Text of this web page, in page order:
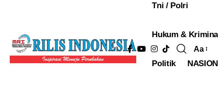
Tni / Polri
Hukum &
Politik
Ukuran
Aa